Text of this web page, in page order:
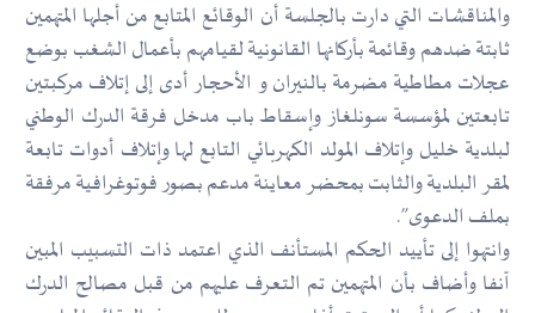
والمناقشات التي دارت بالجلسة أن الوقائع المتابع من أجلها المتهمين
ثابتة ضدهم وقائمة بأركانها القانونية لقيامهم بأعمال الشغب بوضع
عجلات مطاطية مضرمة بالنيران و الأحجار أدى إلى إتلاف مركبتين
تابعتين لمؤسسة سونلغاز وإسقاط باب مدخل فرقة الدرك الوطني
لبلدية خليل وإتلاف المولد الكهربائي التابع لها وإتلاف أدوات تابعة
لمقر البلدية والثابت بمحضر معاينة مدعم بصور فوتوغرافية مرفقة
بملف الدعوى”.
وانتهوا إلى تأييد الحكم المستأنف الذي اعتمد ذات التسبيب المبين
آنفا وأضاف بأن المتهمين تم التعرف عليهم من قبل مصالح الدرك